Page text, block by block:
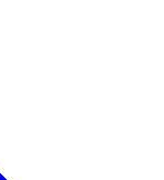
sera dopo sera si
da un terzo,